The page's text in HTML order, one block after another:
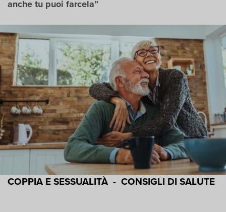
anche tu puoi farcela”
COPPIA E SESSUALITÀ - CONSIGLI DI SALUTE